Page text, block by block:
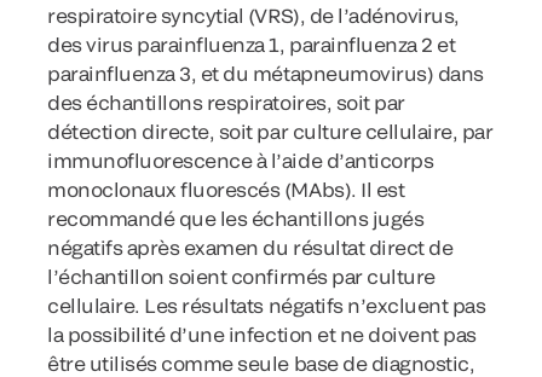
respiratoire syncytial (VRS), de l’adénovirus,
des virus parainfluenza 1, parainfluenza 2 et
parainfluenza 3, et du métapneumovirus) dans
des échantillons respiratoires, soit par
détection directe, soit par culture cellulaire, par
immunofluorescence à l’aide d’anticorps
monoclonaux fluorescés (MAbs). Il est
recommandé que les échantillons jugés
négatifs après examen du résultat direct de
l’échantillon soient confirmés par culture
cellulaire. Les résultats négatifs n’excluent pas
la possibilité d’une infection et ne doivent pas
être utilisés comme seule base de diagnostic,